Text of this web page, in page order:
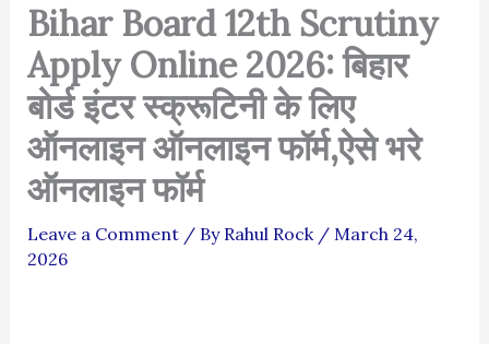
Bihar Board 12th Scrutiny
Apply Online 2026: बिहार
बोर्ड इंटर स्क्रूटिनी के लिए
ऑनलाइन ऑनलाइन फॉर्म,ऐसे भरे
ऑनलाइन फॉर्म
Leave a Comment / By Rahul Rock / March 24,
2026